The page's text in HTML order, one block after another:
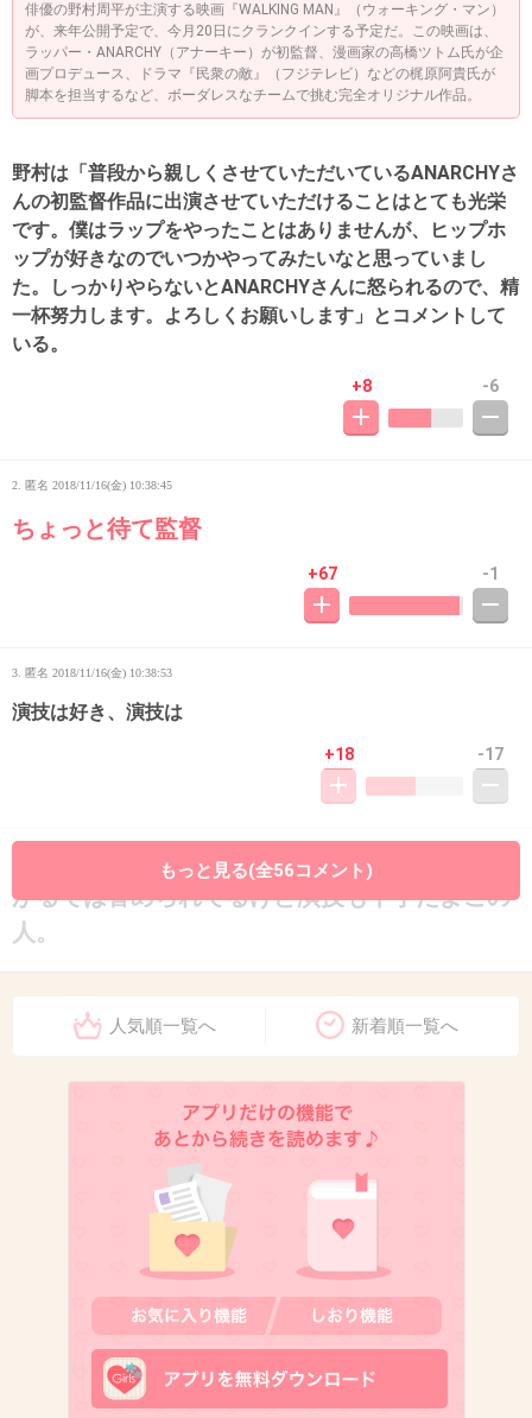
俳優の野村周平が主演する映画『WALKING MAN』（ウォーキング・マン）
が、来年公開予定で、今月20日にクランクインする予定だ。この映画は、
ラッパー・ANARCHY（アナーキー）が初監督、漫画家の高橋ツトム氏が企
画プロデュース、ドラマ『民衆の敵』（フジテレビ）などの梶原阿貴氏が
脚本を担当するなど、ボーダレスなチームで挑む完全オリジナル作品。
野村は「普段から親しくさせていただいているANARCHYさ
んの初監督作品に出演させていただけることはとても光栄
です。僕はラップをやったことはありませんが、ヒップホ
ップが好きなのでいつかやってみたいなと思っていまし
た。しっかりやらないとANARCHYさんに怒られるので、精
一杯努力します。よろしくお願いします」とコメントして
いる。
+8 -6
2. 匿名 2018/11/16(金) 10:38:45
ちょっと待て監督
+67 -1
3. 匿名 2018/11/16(金) 10:38:53
演技は好き、演技は
+18 -17
がるでは誉められてるけど演技も下手だよこの
人。
+37 -9
だから何なのよ勝手にやんなさいよ
+7
もっと見る(全56コメント)
人気順一覧へ 新着順一覧へ